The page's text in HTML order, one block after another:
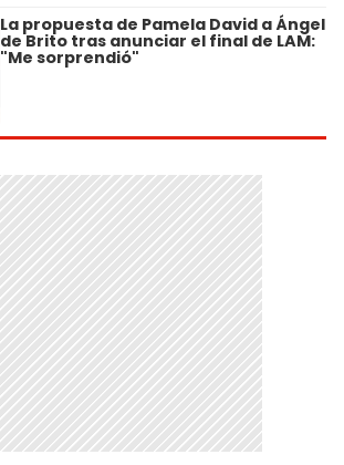
La propuesta de Pamela David a Ángel
de Brito tras anunciar el final de LAM:
"Me sorprendió"